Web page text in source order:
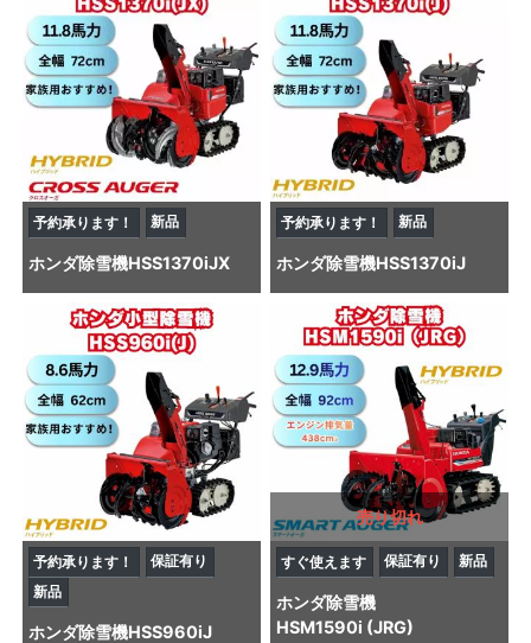
予約承ります！ 新品
ホンダ除雪機HSS1370iJX
予約承ります！ 新品
ホンダ除雪機HSS1370iJ
予約承ります！
保証有り
新品
ホンダ除雪機HSS960iJ
売り切れ
すぐ使えます 保証有り 新品
ホンダ除雪機
HSM1590i (JRG)